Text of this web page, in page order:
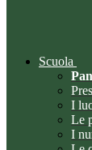
Scuola
I
Le
I